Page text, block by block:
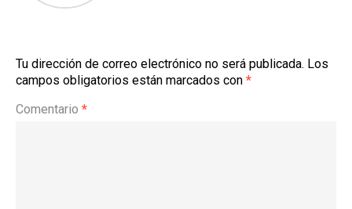
Tu dirección de correo electrónico no será publicada. Los
campos obligatorios están marcados con *
Comentario *